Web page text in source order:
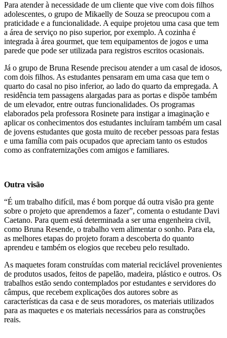
Para atender à necessidade de um cliente que vive com dois filhos
adolescentes, o grupo de Mikaelly de Souza se preocupou com a
praticidade e a funcionalidade. A equipe projetou uma casa que tem
a área de serviço no piso superior, por exemplo. A cozinha é
integrada à área gourmet, que tem equipamentos de jogos e uma
parede que pode ser utilizada para registros escritos ocasionais.
Já o grupo de Bruna Resende precisou atender a um casal de idosos,
com dois filhos. As estudantes pensaram em uma casa que tem o
quarto do casal no piso inferior, ao lado do quarto da empregada. A
residência tem passagens alargadas para as portas e dispõe também
de um elevador, entre outras funcionalidades. Os programas
elaborados pela professora Rosinete para instigar a imaginação e
aplicar os conhecimentos dos estudantes incluíram também um casal
de jovens estudantes que gosta muito de receber pessoas para festas
e uma família com pais ocupados que apreciam tanto os estudos
como as confraternizações com amigos e familiares.
Outra visão
“É um trabalho difícil, mas é bom porque dá outra visão pra gente
sobre o projeto que aprendemos a fazer”, comenta o estudante Davi
Caetano. Para quem está determinada a ser uma engenheira civil,
como Bruna Resende, o trabalho vem alimentar o sonho. Para ela,
as melhores etapas do projeto foram a descoberta do quanto
aprendeu e também os elogios que recebeu pelo resultado.
As maquetes foram construídas com material reciclável provenientes
de produtos usados, feitos de papelão, madeira, plástico e outros. Os
trabalhos estão sendo contemplados por estudantes e servidores do
câmpus, que recebem explicações dos autores sobre as
características da casa e de seus moradores, os materiais utilizados
para as maquetes e os materiais necessários para as construções
reais.